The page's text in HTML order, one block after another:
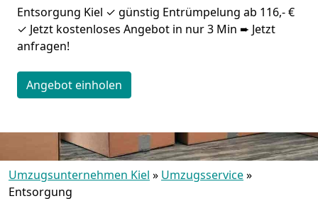
Entsorgung Kiel ✓ günstig Entrümpelung ab 116,- €
✓ Jetzt kostenloses Angebot in nur 3 Min ➨ Jetzt
anfragen!
Angebot einholen
Umzugsunternehmen Kiel » Umzugsservice»
Entsorgung